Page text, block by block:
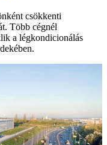
csökkenti
Több cégnél
a légkondicionálás